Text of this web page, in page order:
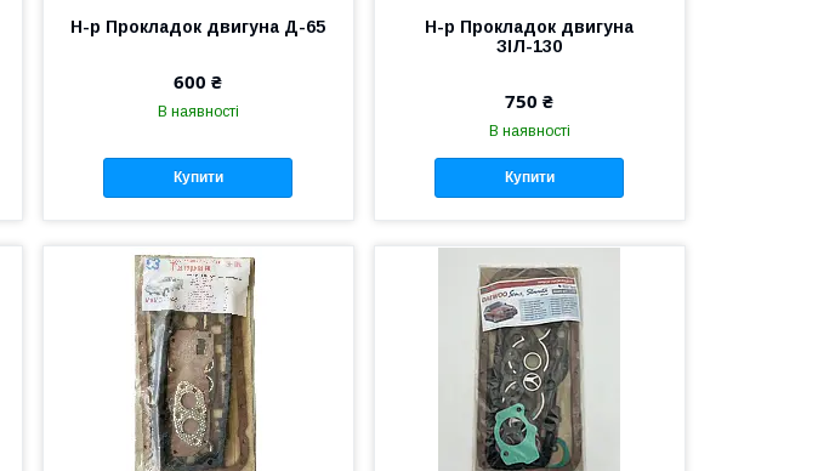
Н-р Прокладок двигуна Д-65
600 ₴
В наявності
Купити
Н-р Прокладок двигуна
ЗІЛ-130
750 ₴
В наявності
Купити